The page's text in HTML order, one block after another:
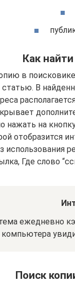
Как
в
В
нажать на
отобразится
использования
Где слово
ежедневно
компьютера
Поиск